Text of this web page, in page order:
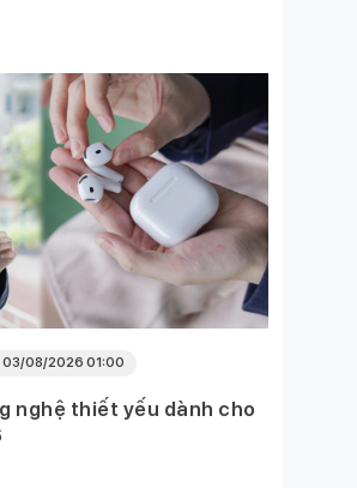
03/08/2026 01:00
nghệ thiết yếu dành cho